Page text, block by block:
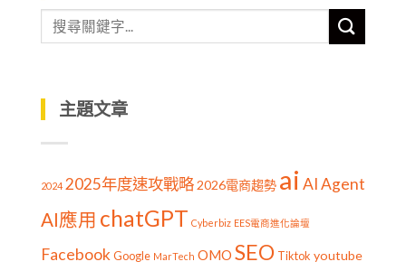
主題文章
2024 2025年度速攻戰略2026電商趨勢 ai AI Agent
AI應用 chatGPT Cyberbiz EES電商進化論壇
Facebook Google MarTech OMO SEO Tiktok youtube